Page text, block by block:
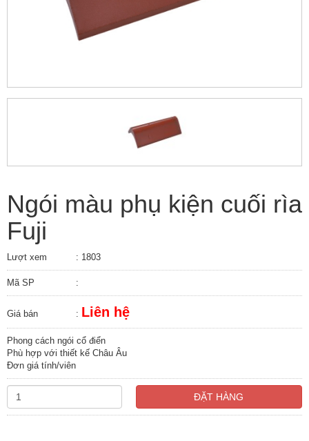
Ngói màu phụ kiện cuối rìa
Fuji
Lượt xem : 1803
Mã SP :
Giá bán : Liên hệ
Phong cách ngói cổ điển
Phù hợp với thiết kế Châu Âu
Đơn giá tính/viên
ĐẶT HÀNG